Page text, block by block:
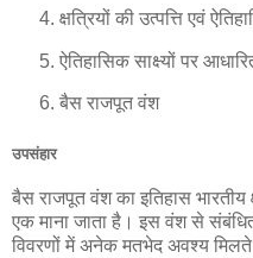
क्षत्रियों की उत्पत्ति एवं
ऐतिहासिक साक्ष्यों पर
बैस राजपूत वंश
उपसंहार
बैस राजपूत वंश का इतिहास भारतीय
एक माना जाता है। इस वंश से
विवरणों में अनेक मतभेद अवश्य मिलते